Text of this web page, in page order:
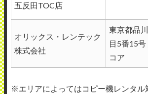
五反田TOC店
オリックス・レンテック
株式会社
東京都品
目5番15号
コア
※エリアによってはコピー機レンタル